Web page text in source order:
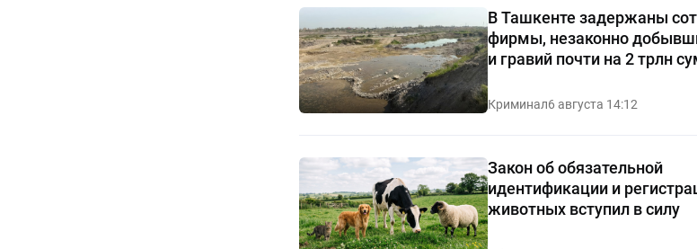
В Ташкенте задержаны
фирмы, незаконно
и гравий почти на 2 трлн
Криминал6 августа 14:12
Закон об обязательной
идентификации и
животных вступил в силу